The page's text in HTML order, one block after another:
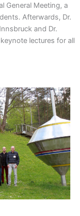
General Meeting, a
Afterwards, Dr.
and Dr.
lectures for all